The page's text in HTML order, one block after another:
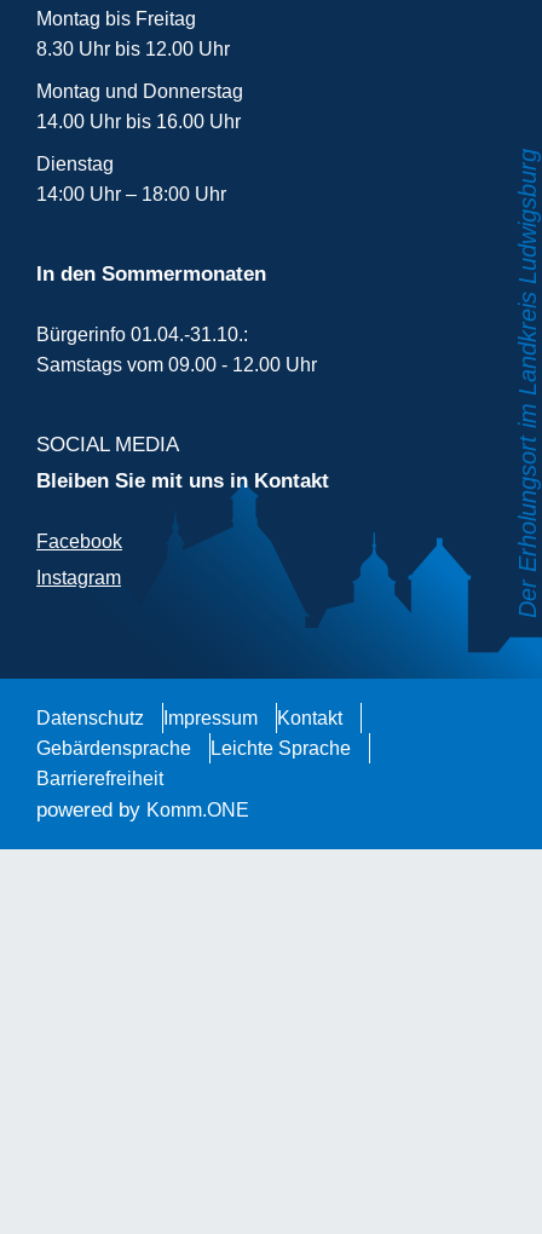
Montag bis Freitag
8.30 Uhr bis 12.00 Uhr
Montag und Donnerstag
14.00 Uhr bis 16.00 Uhr
Dienstag
14:00 Uhr – 18:00 Uhr
In den Sommermonaten
Bürgerinfo 01.04.-31.10.:
Samstags vom 09.00 - 12.00 Uhr
SOCIAL MEDIA
Bleiben Sie mit uns in Kontakt
Facebook
Instagram
Datenschutz Impressum
Kontakt
Gebärdensprache
Leichte Sprache
Barrierefreiheit
powered by Komm.ONE